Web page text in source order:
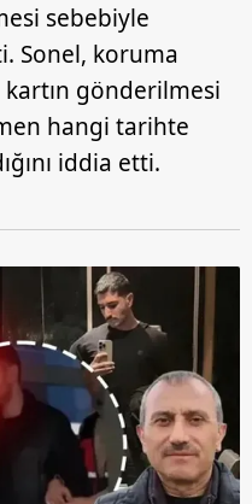
sebebiyle
Sonel, koruma
gönderilmesi
hangi tarihte
iddia etti.